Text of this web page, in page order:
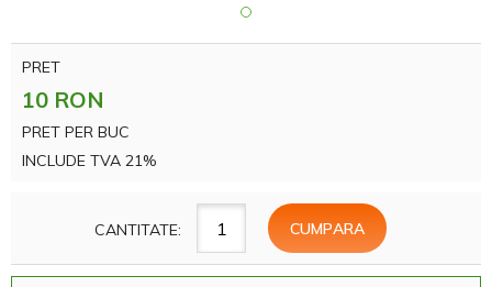
PRET
10 RON
PRET PER BUC
INCLUDE TVA 21%
CANTITATE: